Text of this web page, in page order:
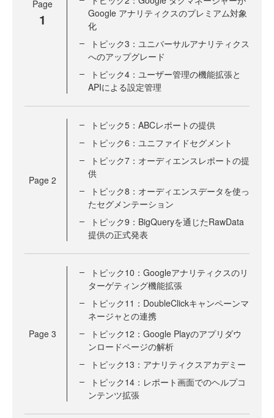
Page
1
Google アナリティクスのプレミアム対象
化
トピック3：ユニバーサルアナリティクス
へのアップグレード
トピック4：ユーザー管理の機能拡張と
APIによる設定管理
Page 2
トピック5：ABCレポートの提供
トピック6：ユニファイドセグメント
トピック7：オーディエンスレポートの提
供
トピック8：オーディエンスデータを使っ
たセグメンテーション
トピック9：BigQueryを通じたRawData
提供の正式発表
Page 3
トピック10：Googleアナリティクスのリ
ターゲティング機能拡張
トピック11：DoubleClickキャンペーンマ
ネージャとの連携
トピック12：Google Playのアプリダウ
ンロードページの解析
トピック13：アナリティクスアカデミー
トピック14：レポート画面でのヘルプコ
ンテンツ拡張